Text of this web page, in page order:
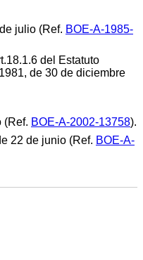
julio (Ref. BOE-A-1985-
del Estatuto
de 30 de diciembre
(Ref. BOE-A-2002-13758).
22 de junio (Ref. BOE-A-